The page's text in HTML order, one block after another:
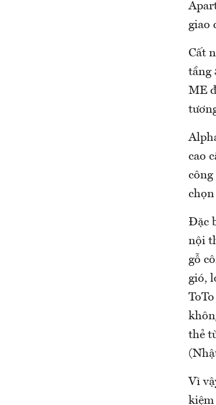
giao
Cất
tầng
ME
cao
Đặc
nội
gỗ
gió,
thẻ
Vì
kiệm